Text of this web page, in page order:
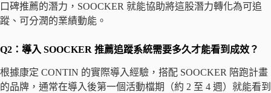
口碑推薦的潛力，SOOCKER 就能協助將這股潛力轉化為可追
蹤、可分潤的業績動能。
Q2：導入 SOOCKER 推薦追蹤系統需要多久才能看到成效？
根據康定 CONTIN 的實際導入經驗，搭配 SOOCKER 陪跑計畫
的品牌，通常在導入後第一個活動檔期（約 2 至 4 週）就能看到